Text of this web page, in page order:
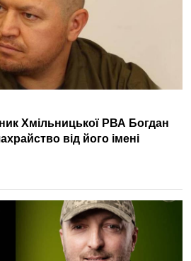
Хмільницької РВА Богдан
від його імені